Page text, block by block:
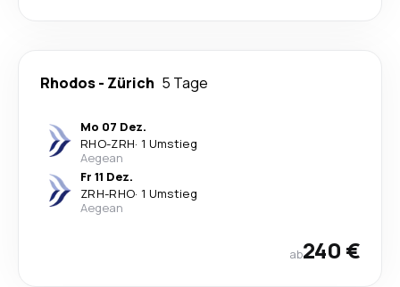
Rhodos- Zürich 5 Tage
Mo 07 Dez.
RHO-ZRH· 1 Umstieg
Aegean
Fr 11 Dez.
ZRH-RHO· 1 Umstieg
Aegean
ab240 €